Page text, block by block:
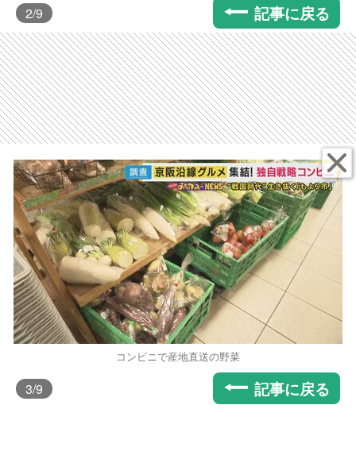
2/9 記事に戻る
コンビニで産地直送の野菜
3/9 記事に戻る